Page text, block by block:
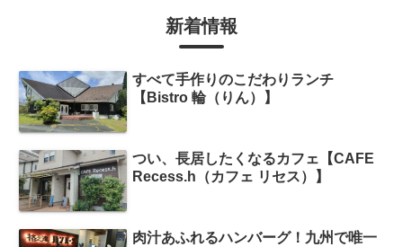
新着情報
すべて手作りのこだわりランチ
【Bistro 輪（りん）】
つい、長居したくなるカフェ【CAFE
Recess.h（カフェ リセス）】
肉汁あふれるハンバーグ！九州で唯一